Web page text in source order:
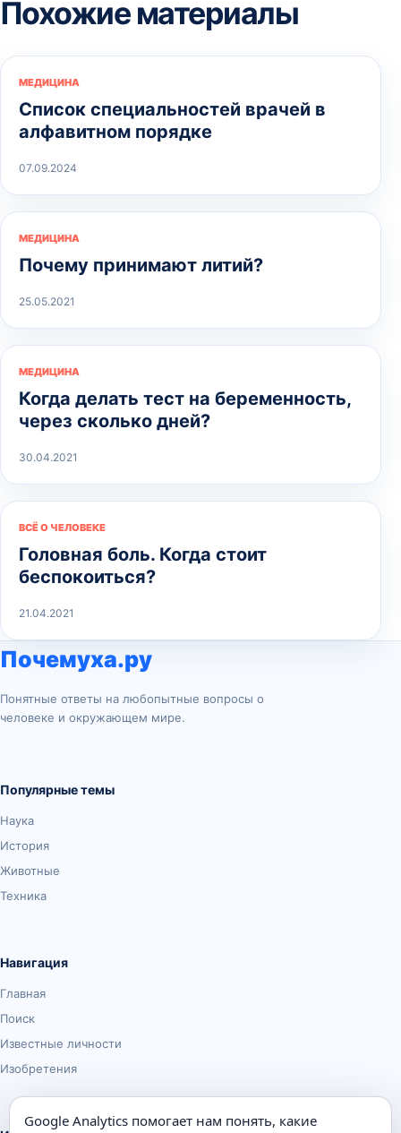
Похожие материалы
МЕДИЦИНА
Список специальностей врачей в
алфавитном порядке
07.09.2024
МЕДИЦИНА
Почему принимают литий?
25.05.2021
МЕДИЦИНА
Когда делать тест на беременность,
через сколько дней?
30.04.2021
ВСЁ О ЧЕЛОВЕКЕ
Головная боль. Когда стоит
беспокоиться?
21.04.2021
Почемуха.ру
Понятные ответы на любопытные вопросы о
человеке и окружающем мире.
Популярные темы
Наука
История
Животные
Техника
Навигация
Главная
Поиск
Известные личности
Изобретения
Google Analytics помогает нам понять, какие